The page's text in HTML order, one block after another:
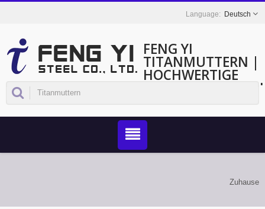
Deutsch
FENG YI
TITANMUTTERN |
HOCHWERTIGE
RAUMFAHRT
INDUSTRIELLE
FENG YI
Zuhause